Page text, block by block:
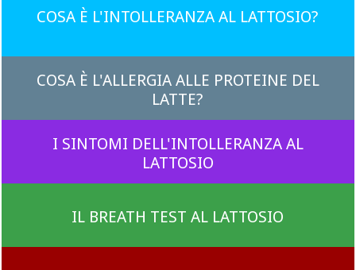
COSA È L'INTOLLERANZA AL LATTOSIO?
COSA È L'ALLERGIA ALLE PROTEINE DEL
LATTE?
I SINTOMI DELL'INTOLLERANZA AL
LATTOSIO
IL BREATH TEST AL LATTOSIO